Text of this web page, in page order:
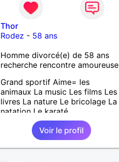
Thor
Rodez - 58 ans
Homme divorcé(e) de 58 ans
recherche rencontre amoureuse
Grand sportif Aime= les
animaux La music Les films Les
livres La nature Le bricolage La
natation Le karaté
Voir le profil